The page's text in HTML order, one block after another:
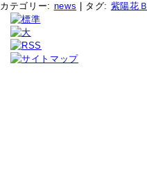
カテゴリー: news タグ: 紫陽花Ｂ